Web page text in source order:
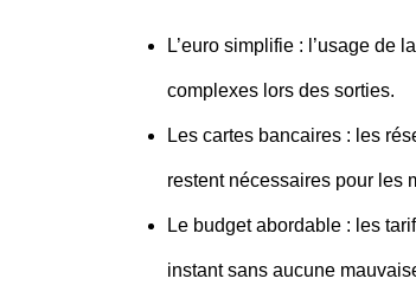
L’euro simplifie: l’usage de
complexes lors des sorties.
Les cartes bancaires: les
restent nécessaires pour les
Le budget abordable: les
instant sans aucune